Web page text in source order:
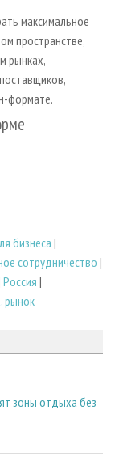
максимальное
пространстве,
рынках,
формате.
бизнеса|
сотрудничество |
Россия |
рынок
зоны отдыха без